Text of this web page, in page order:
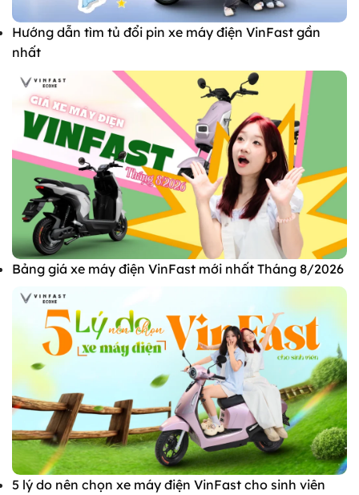
Hướng dẫn tìm tủ đổi pin xe máy điện VinFast gần
nhất
Bảng giá xe máy điện VinFast mới nhất Tháng 8/2026
5 lý do nên chọn xe máy điện VinFast cho sinh viên